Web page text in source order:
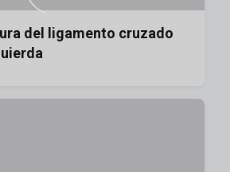
del ligamento cruzado